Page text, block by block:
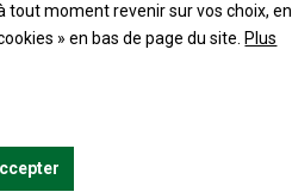
tout moment revenir sur vos choix, en
» en bas de page du site. Plus